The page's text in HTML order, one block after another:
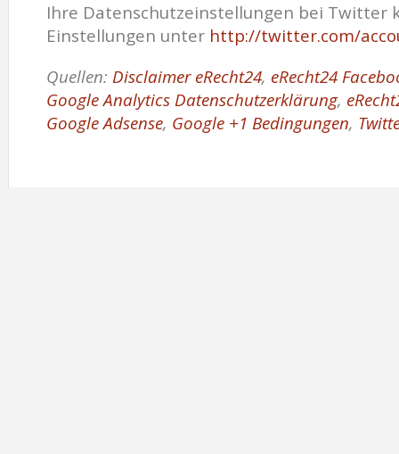
Ihre Datenschutzeinstellungen bei Twitter
Einstellungen unter http://twitter.com/
Quellen: Disclaimer eRecht24, eRecht24
Google Analytics Datenschutzerklärung,
Google Adsense, Google +1 Bedingungen,